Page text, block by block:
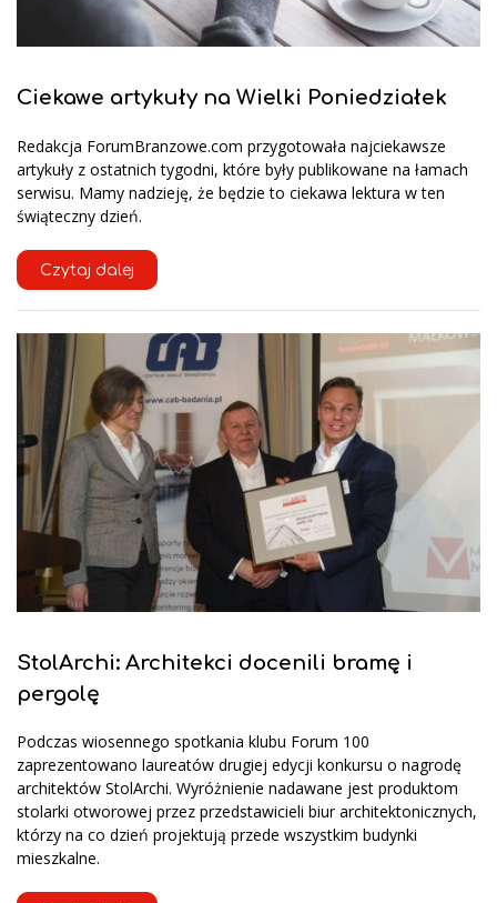
Ciekawe artykuły na Wielki Poniedziałek
Redakcja ForumBranzowe.com przygotowała najciekawsze
artykuły z ostatnich tygodni, które były publikowane na łamach
serwisu. Mamy nadzieję, że będzie to ciekawa lektura w ten
świąteczny dzień.
Czytaj dalej
StolArchi: Architekci docenili bramę i
pergolę
Podczas wiosennego spotkania klubu Forum 100
zaprezentowano laureatów drugiej edycji konkursu o nagrodę
architektów StolArchi. Wyróżnienie nadawane jest produktom
stolarki otworowej przez przedstawicieli biur architektonicznych,
którzy na co dzień projektują przede wszystkim budynki
mieszkalne.